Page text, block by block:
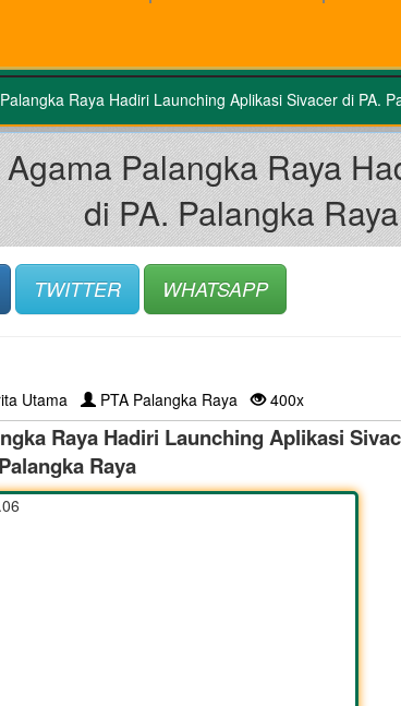
Raya Hadiri Launching Aplikasi Sivacer di PA.
Palangka Raya
di PA. Palangka Raya
TWITTER WHATSAPP
Utama PTA Palangka Raya 400x
Raya Hadiri Launching Aplikasi
Raya